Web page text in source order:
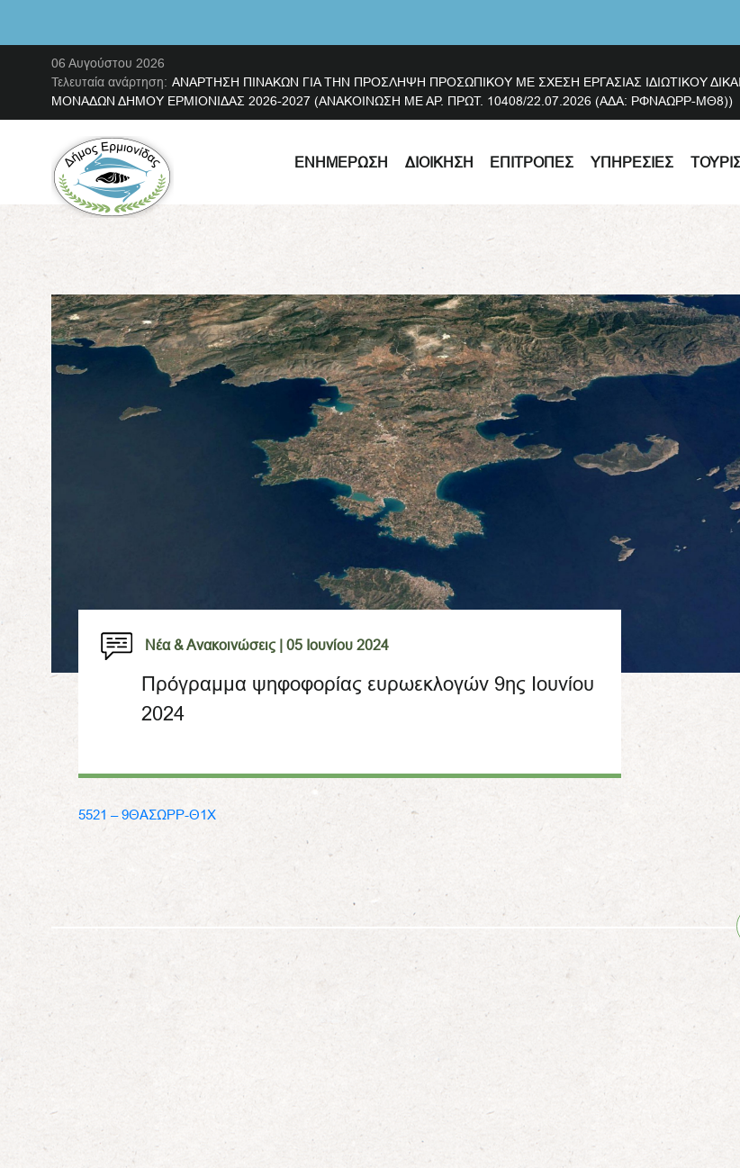
06 Αυγούστου 2026
Τελευταία ανάρτηση: ΑΝΑΡΤΗΣΗ ΠΙΝΑΚΩΝ ΓΙΑ ΤΗΝ ΠΡΟΣΛΗΨΗ ΠΡΟΣΩΠΙΚΟΥ ΜΕ ΣΧΕΣΗ ΕΡΓΑΣΙΑΣ ΙΔΙΩΤΙΚΟΥ
ΜΟΝΑΔΩΝ ΔΗΜΟΥ ΕΡΜΙΟΝΙΔΑΣ 2026-2027 (ΑΝΑΚΟΙΝΩΣΗ ΜΕ ΑΡ. ΠΡΩΤ. 10408/22.07.2026 (ΑΔΑ: ΡΦΝΑΩΡΡ-ΜΘ8))
ΕΝΗΜΈΡΩΣΗ ΔΙΟΊΚΗΣΗ ΕΠΙΤΡΟΠΈΣ ΥΠΗΡΕΣΊΕΣ
Νέα & Ανακοινώσεις | 05 Ιουνίου 2024
Πρόγραμμα ψηφοφορίας ευρωεκλογών 9ης Ιουνίου
2024
5521 – 9ΘΑΣΩΡΡ-Θ1Χ